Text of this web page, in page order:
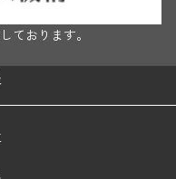
ております。